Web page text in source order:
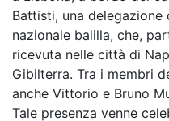
Battisti, una delegazione
nazionale balilla, che,
ricevuta nelle città di
Gibilterra. Tra i membri
anche Vittorio e Bruno
Tale presenza venne